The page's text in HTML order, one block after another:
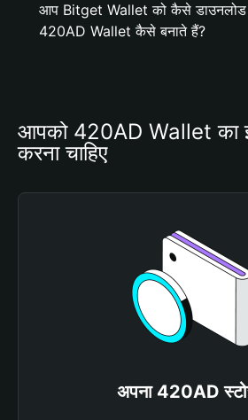
आप Bitget Wallet को कैसे
420AD Wallet कैसे बनाते हैं?
आपको 420AD Wallet का
करना चाहिए
अपना 420AD